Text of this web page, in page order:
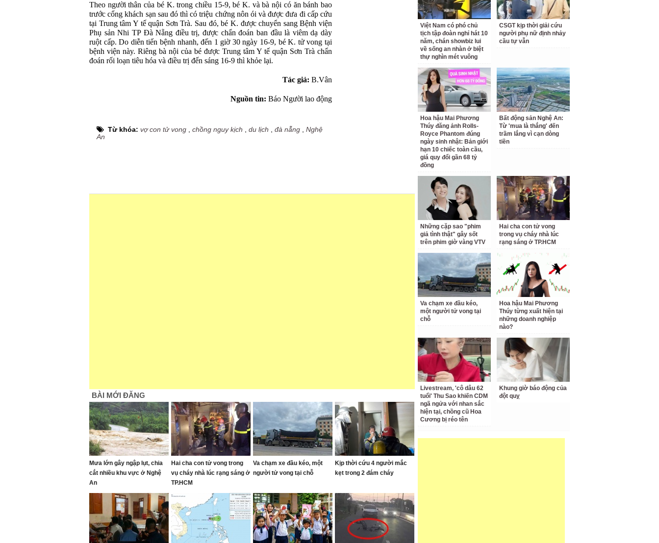
Theo người thân của bé K. trong chiều 15-9, bé K. và bà nội có ăn bánh bao
trước cổng khách sạn sau đó thì có triệu chứng nôn ói và được đưa đi cấp cứu
tại Trung tâm Y tế quận Sơn Trà. Sau đó, bé K. được chuyển sang Bệnh viện
Phụ sản Nhi TP Đà Nẵng điều trị, được chẩn đoán ban đầu là viêm dạ dày
ruột cấp. Do diễn tiến bệnh nhanh, đến 1 giờ 30 ngày 16-9, bé K. tử vong tại
bệnh viện này. Riêng bà nội của bé được Trung tâm Y tế quận Sơn Trà chẩn
đoán rối loạn tiêu hóa và điều trị đến sáng 16-9 thì khỏe lại.
Tác giả: B.Vân
Nguồn tin: Báo Người lao động
Từ khóa: vợ con tử vong chồng nguy kịch du lịch đà nẵng
Nghệ
An
BÀI MỚI ĐĂNG
Mưa lớn gây ngập lụt, chia
cắt nhiều khu vực ở Nghệ
An
Hai cha con tử vong trong
vụ cháy nhà lúc rạng sáng ở
TP.HCM
Va chạm xe đầu kéo, một
người tử vong tại chỗ
Kịp thời cứu 4 người mắc
kẹt trong 2 đám cháy
Việt Nam có phó chủ
tịch tập đoàn nghỉ hát 10
năm, chán showbiz lui
về sống an nhàn ở biệt
thự nghìn mét vuông
CSGT kịp thời giải cứu
người phụ nữ định nhảy
cầu tự vẫn
Hoa hậu Mai Phương
Thúy đăng ảnh Rolls-
Royce Phantom đúng
ngày sinh nhật: Bản giới
hạn 10 chiếc toàn cầu,
giá quy đổi gần 68 tỷ
đồng
Bất động sản Nghệ An:
Từ 'mua là thắng' đến
trầm lắng vì cạn dòng
tiền
Những cặp sao "phim
giả tình thật" gây sốt
trên phim giờ vàng VTV
Hai cha con tử vong
trong vụ cháy nhà lúc
rạng sáng ở TP.HCM
Va chạm xe đầu kéo,
một người tử vong tại
chỗ
Hoa hậu Mai Phương
Thúy từng xuất hiện tại
những doanh nghiệp
nào?
Livestream, 'cô dâu 62
tuổi' Thu Sao khiến CDM
ngã ngửa với nhan sắc
hiện tại, chồng cũ Hoa
Cương bị réo tên
Khung giờ báo động của
đột quỵ